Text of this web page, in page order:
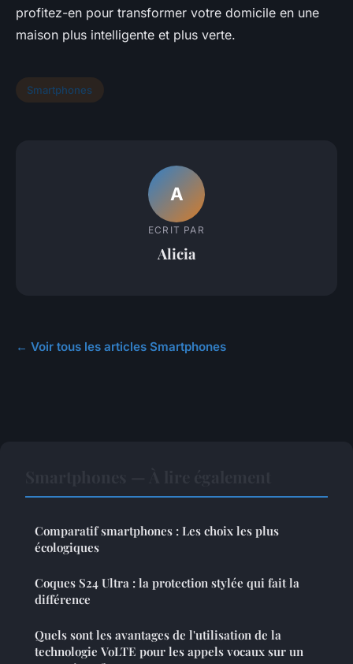
profitez-en pour transformer votre domicile en une
maison plus intelligente et plus verte.
Smartphones
A
ECRIT PAR
Alicia
← Voir tous les articles Smartphones
Comparatif smartphones : Les choix les plus
écologiques
Coques S24 Ultra : la protection stylée qui fait la
différence
Quels sont les avantages de l'utilisation de la
technologie VoLTE pour les appels vocaux sur un